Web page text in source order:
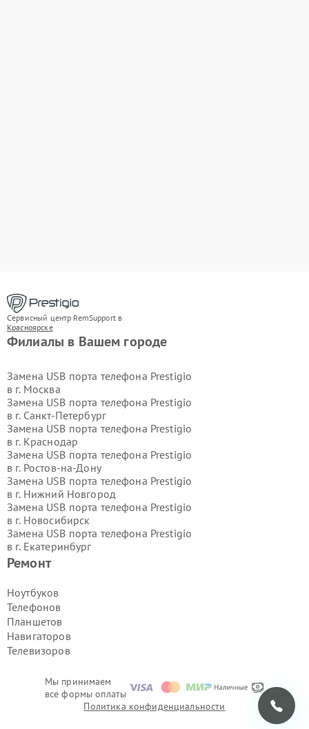
Сервисный центр RemSupport в
Красноярске
Мы принимаем
все формы оплаты
Ремонт
Ноутбуков
Телефонов
Планшетов
Навигаторов
Телевизоров
Филиалы в Вашем городе
Замена USB порта телефона Prestigio
в г. Москва
Замена USB порта телефона Prestigio
в г. Санкт-Петербург
Замена USB порта телефона Prestigio
в г. Краснодар
Замена USB порта телефона Prestigio
в г. Ростов-на-Дону
Замена USB порта телефона Prestigio
в г. Нижний Новгород
Замена USB порта телефона Prestigio
в г. Новосибирск
Замена USB порта телефона Prestigio
в г. Екатеринбург
Замена USB порта телефона Prestigio
Замена USB порта телефона Prestigio
в г.Воронеж
Замена USB порта телефона Prestigio
в г.Волгоград
Замена USB порта телефона Prestigio
в г.Самара
Пермь
Замена USB порта телефона Prestigio
Красноярск
Политика конфиденциальности